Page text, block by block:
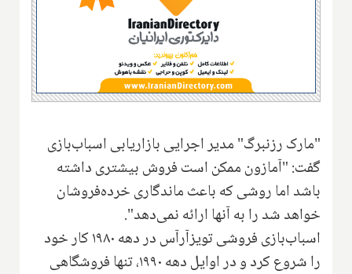
"مارک رزنبرگ" مدیر اجرایی بازاریابی اسباب‌بازی
گفت: "آمازون ممکن است‌ فروش بیشتری داشته
باشد اما روشی که باعث ماندگاری‌ خرده‌فروشان
خواهد شد را به آنها ارائه نمی‌دهد".
اسباب‌بازی فروشی تویزآرآس در دهه‌ ۱۹۸۰ کار خود
را شروع کرد و در اوایل دهه ۱۹۹۰، تنها فروشگاهی